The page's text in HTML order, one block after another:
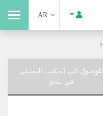
AR
للوصول الى المكتب التمثيلي
في بلدي